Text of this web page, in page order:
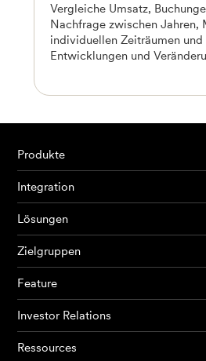
Vergleiche Umsatz,
Nachfrage zwischen Jahren,
individuellen Zeiträumen
Entwicklungen und
Produkte
Integration
Lösungen
Zielgruppen
Feature
Investor Relations
Ressources